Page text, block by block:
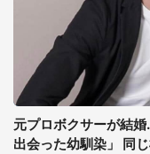
元プロボクサーが結
出会った幼馴染」 同